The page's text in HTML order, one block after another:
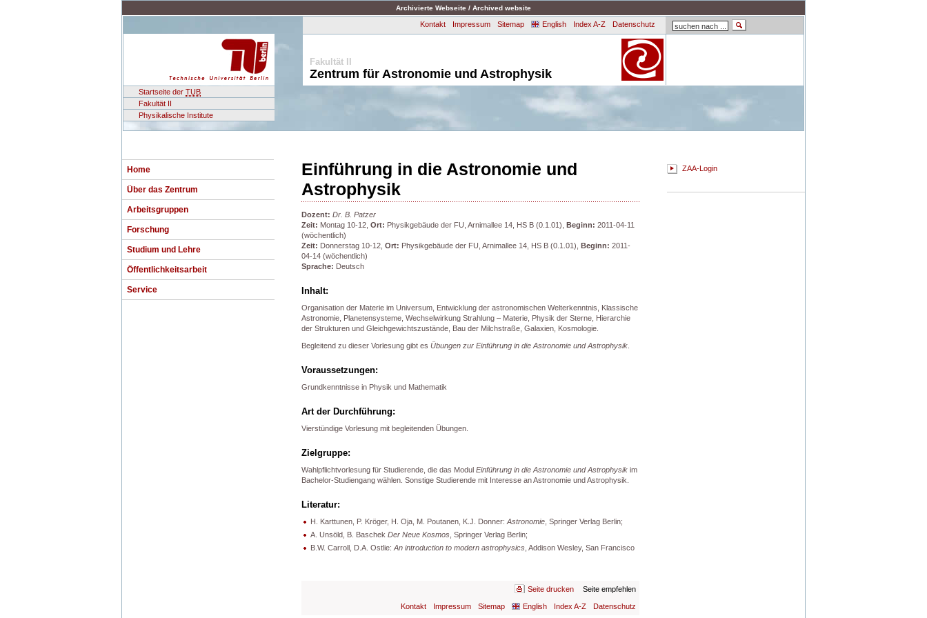
Archivierte Webseite / Archived website
Startseite der TUB
Fakultät II
Physikalische Institute
Kontakt Impressum Sitemap English Index A-Z Datenschutz
Fakultät II
Zentrum für Astronomie und Astrophysik
Home
Über das Zentrum
Arbeitsgruppen
Forschung
Studium und Lehre
Öffentlichkeitsarbeit
Service
Einführung in die Astronomie und
Astrophysik
Dozent: Dr. B. Patzer
Zeit: Montag 10-12, Ort: Physikgebäude der FU, Arnimallee 14, HS B (0.1.01), Beginn: 2011-04-11
(wöchentlich)
Zeit: Donnerstag 10-12, Ort: Physikgebäude der FU, Arnimallee 14, HS B (0.1.01), Beginn: 2011-
04-14 (wöchentlich)
Sprache: Deutsch
Inhalt:
Organisation der Materie im Universum, Entwicklung der astronomischen Welterkenntnis, Klassische
Astronomie, Planetensysteme, Wechselwirkung Strahlung – Materie, Physik der Sterne, Hierarchie
der Strukturen und Gleichgewichtszustände, Bau der Milchstraße, Galaxien, Kosmologie.
Begleitend zu dieser Vorlesung gibt es Übungen zur Einführung in die Astronomie und Astrophysik
Voraussetzungen:
Grundkenntnisse in Physik und Mathematik
Art der Durchführung:
Vierstündige Vorlesung mit begleitenden Übungen.
Zielgruppe:
Wahlpflichtvorlesung für Studierende, die das Modul Einführung in die Astronomie und Astrophysik im
Bachelor-Studiengang wählen. Sonstige Studierende mit Interesse an Astronomie und Astrophysik.
Literatur:
H. Karttunen, P. Kröger, H. Oja, M. Poutanen, K.J. Donner: Astronomie , Springer Verlag Berlin;
A. Unsöld, B. Baschek Der Neue Kosmos , Springer Verlag Berlin;
B.W. Carroll, D.A. Ostlie: An introduction to modern astrophysics , Addison Wesley, San Francisco
Seite drucken Seite empfehlen
Kontakt Impressum Sitemap English Index A-Z Datenschutz
ZAA-Login